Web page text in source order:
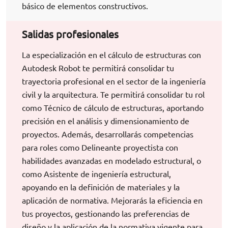
básico de elementos constructivos.
Salidas profesionales
La especialización en el cálculo de estructuras con
Autodesk Robot te permitirá consolidar tu
trayectoria profesional en el sector de la ingeniería
civil y la arquitectura. Te permitirá consolidar tu rol
como Técnico de cálculo de estructuras, aportando
precisión en el análisis y dimensionamiento de
proyectos. Además, desarrollarás competencias
para roles como Delineante proyectista con
habilidades avanzadas en modelado estructural, o
como Asistente de ingeniería estructural,
apoyando en la definición de materiales y la
aplicación de normativa. Mejorarás la eficiencia en
tus proyectos, gestionando las preferencias de